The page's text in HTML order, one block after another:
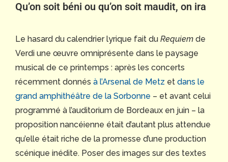
Qu’on soit béni ou qu’on soit maudit, on ira
Le hasard du calendrier lyrique fait du Requiem de
Verdi une œuvre omniprésente dans le paysage
musical de ce printemps : après les concerts
récemment donnés à l’Arsenal de Metz et dans le
grand amphithéâtre de la Sorbonne – et avant celui
programmé à l’auditorium de Bordeaux en juin – la
proposition nancéienne était d’autant plus attendue
qu’elle était riche de la promesse d’une production
scénique inédite. Poser des images sur des textes